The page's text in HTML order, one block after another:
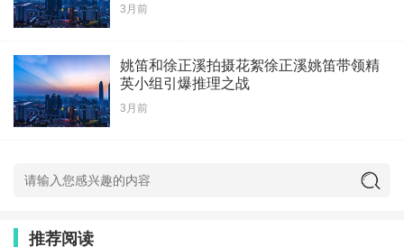
3月前
姚笛和徐正溪拍摄花絮徐正溪姚笛带领精
英小组引爆推理之战
3月前
推荐阅读